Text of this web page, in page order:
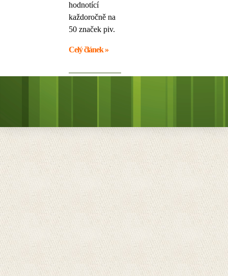
hodnotící
každoročně na
50 značek piv.
Celý článek »